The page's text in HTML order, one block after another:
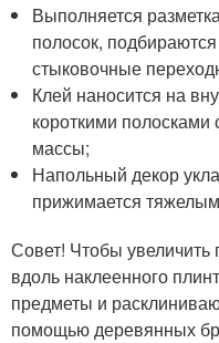
Выполняется
полосок,
стыковочные
Клей наносится на
короткими
массы;
Напольный декор
прижимается
Совет! Чтобы увеличить
вдоль наклеенного
предметы и
помощью деревянных